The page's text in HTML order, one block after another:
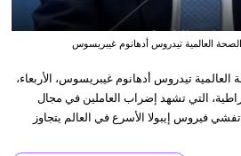
الصحة العالمية تيدروس أدهانوم غيبريسوس
تيدروس أدهانوم غيبريسوس، الأربعاء،
التي تشهد إضراب العاملين في مجال
فيروس إيبولا الأسرع في العالم يتجاوز